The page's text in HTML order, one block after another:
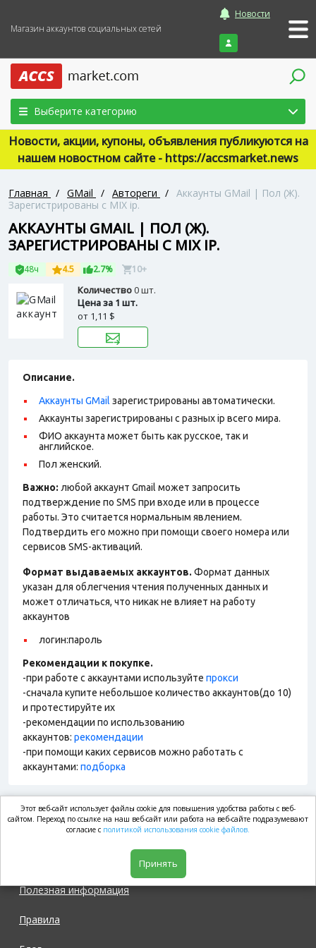
Магазин аккаунтов социальных сетей
Новости
Войти
Выберите категорию
Новости, акции, купоны, объявления публикуются на
нашем новостном сайте - https://accsmarket.news
Главная / GMail / Автореги / Аккаунты GMail | Пол (Ж).
Зарегистрированы с MIX ip.
АККАУНТЫ GMAIL | ПОЛ (Ж).
ЗАРЕГИСТРИРОВАНЫ С MIX IP.
48ч 4.5 2.7% 10+
Количество0 шт.
Цена за 1 шт.
от 1,11 $
Описание.
Аккаунты GMail зарегистрированы автоматически.
Аккаунты зарегистрированы с разных ip всего мира.
ФИО аккаунта может быть как русское, так и
английское.
Пол женский.
Важно: любой аккаунт Gmail может запросить
подтверждение по SMS при входе или в процессе
работы. Это считается нормальным явлением.
Подтвердить его можно при помощи своего номера или
сервисов SMS-активаций.
Формат выдаваемых аккаунтов. Формат данных
указан для облегчения чтения полученных данных и
может отличаться, что никак не влияет на работу
аккаунтов
логин:пароль
Рекомендации к покупке.
-при работе с аккаунтами используйте прокси
-сначала купите небольшое количество аккаунтов(до 10)
и протестируйте их
-рекомендации по использованию
аккаунтов: рекомендации
-при помощи каких сервисов можно работать с
аккаунтами: подборка
market.com
Полезная информация
Правила
Этот веб-сайт использует файлы cookie для повышения удобства работы с веб-
сайтом. Переход по ссылке на наш веб-сайт или работа на веб-сайте подразумевают
согласие с политикой использования cookie файлов.
Принять